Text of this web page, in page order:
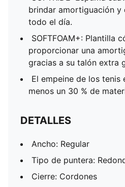
brindar amortiguación y
todo el día.
SOFTFOAM+: Plantilla
proporcionar una
gracias a su talón extra
El empeine de los
menos un 30 % de
DETALLES
Ancho: Regular
Tipo de puntera:
Cierre: Cordones